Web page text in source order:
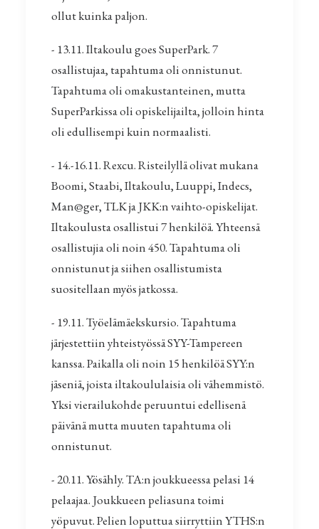
ollut kuinka paljon.
- 13.11. Iltakoulu goes SuperPark. 7
osallistujaa, tapahtuma oli onnistunut.
Tapahtuma oli omakustanteinen, mutta
SuperParkissa oli opiskelijailta, jolloin hinta
oli edullisempi kuin normaalisti.
- 14.-16.11. Rexcu. Risteilyllä olivat mukana
Boomi, Staabi, Iltakoulu, Luuppi, Indecs,
Man@ger, TLK ja JKK:n vaihto-opiskelijat.
Iltakoulusta osallistui 7 henkilöä. Yhteensä
osallistujia oli noin 450. Tapahtuma oli
onnistunut ja siihen osallistumista
suositellaan myös jatkossa.
- 19.11. Työelämäekskursio. Tapahtuma
järjestettiin yhteistyössä SYY-Tampereen
kanssa. Paikalla oli noin 15 henkilöä SYY:n
jäseniä, joista iltakoululaisia oli vähemmistö.
Yksi vierailukohde peruuntui edellisenä
päivänä mutta muuten tapahtuma oli
onnistunut.
- 20.11. Yösähly. TA:n joukkueessa pelasi 14
pelaajaa. Joukkueen peliasuna toimi
yöpuvut. Pelien loputtua siirryttiin YTHS:n